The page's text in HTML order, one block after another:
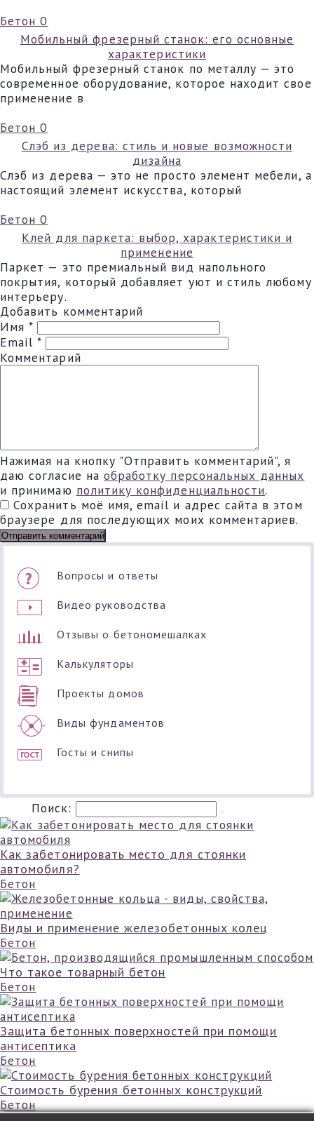
Бетон 0
Мобильный фрезерный станок: его основные
характеристики
Мобильный фрезерный станок по металлу — это
современное оборудование, которое находит свое
применение в
Бетон 0
Слэб из дерева: стиль и новые возможности
дизайна
Слэб из дерева — это не просто элемент мебели, а
настоящий элемент искусства, который
Бетон 0
Клей для паркета: выбор, характеристики и
применение
Паркет — это премиальный вид напольного
покрытия, который добавляет уют и стиль любому
интерьеру.
Добавить комментарий
Имя*
Email*
Комментарий
Нажимая на кнопку "Отправить комментарий", я
даю согласие на обработку персональных данных
и принимаю политику конфиденциальности.
Сохранить моё имя, email и адрес сайта в этом
браузере для последующих моих комментариев.
Вопросы и ответы
Видео руководства
Отзывы о бетономешалках
Калькуляторы
Проекты домов
Виды фундаментов
Госты и снипы
Поиск:
Как забетонировать место для стоянки
автомобиля?
Бетон
Виды и применение железобетонных колец
Бетон
Что такое товарный бетон
Бетон
Защита бетонных поверхностей при помощи
антисептика
Бетон
Стоимость бурения бетонных конструкций
Бетон